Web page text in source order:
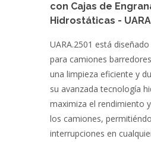
con Cajas de
Hidrostáticas -
UARA.2501 está
para camiones
una limpieza eficiente y
su avanzada tecnología
maximiza el rendimiento
los camiones,
interrupciones en